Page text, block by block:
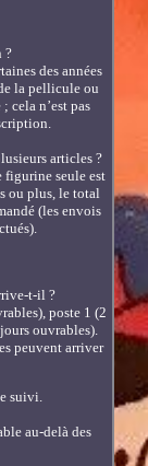
?
des années
la pellicule ou
cela n’est pas
articles ?
figurine seule est
ou plus, le total
(les envois
t-il ?
poste 1 (2
ouvrables).
peuvent arriver
suivi.
au-delà des